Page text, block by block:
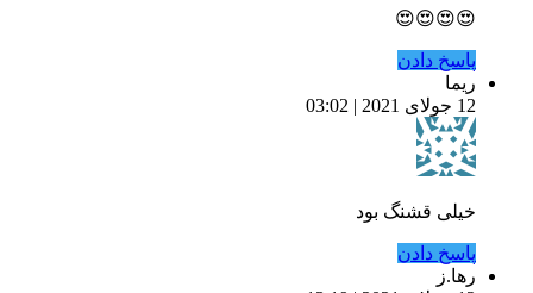
😍😍😍😍
پاسخ دادن
ریما
12 جولای 2021 | 03:02
خیلی قشنگ بود
پاسخ دادن
رها.ز